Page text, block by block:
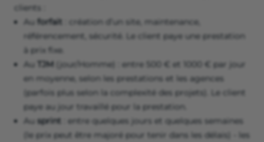
clients :
Au forfait : création d’un site, maintenance,
référencement, sécurité. Le client paye une prestation
à prix fixe.
Au
TJM (jour/Homme) : entre 500 € et 1000 € par jour
en moyenne, selon les prestations et les agences
(parfois plus selon la complexité des projets). Le client
paye au jour travaillé pour la prestation.
Au sprint : entre quelques jours et quelques semaines
(le prix peut être majoré pour tenir dans les délais) - les